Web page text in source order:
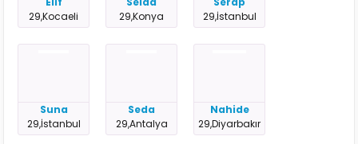
29,Kocaeli
29,Konya
29,İstanbul
Suna
29,İstanbul
Seda
29,Antalya
Nahide
29,Diyarbakır